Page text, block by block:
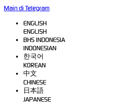
Main di Telegram
ENGLISH
ENGLISH
BHS INDONESIA
INDONESIAN
한국어
KOREAN
中文
CHINESE
日本語
JAPANESE